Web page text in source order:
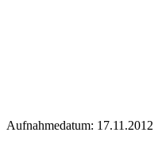
Aufnahmedatum: 17.11.2012